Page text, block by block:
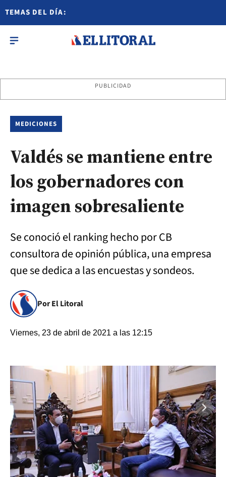
TEMAS DEL DÍA:
PUBLICIDAD
MEDICIONES
Valdés se mantiene entre
los gobernadores con
imagen sobresaliente
Se conoció el ranking hecho por CB
consultora de opinión pública, una empresa
que se dedica a las encuestas y sondeos.
Por El Litoral
Viernes, 23 de abril de 2021 a las 12:15